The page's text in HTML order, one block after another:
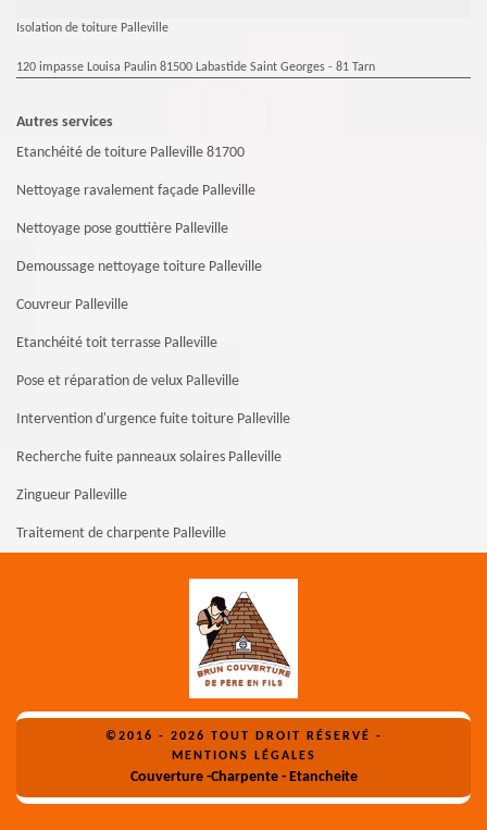
Isolation de toiture Palleville
120 impasse Louisa Paulin 81500 Labastide Saint Georges - 81 Tarn
Autres services
Etanchéité de toiture Palleville 81700
Nettoyage ravalement façade Palleville
Nettoyage pose gouttière Palleville
Demoussage nettoyage toiture Palleville
Couvreur Palleville
Etanchéité toit terrasse Palleville
Pose et réparation de velux Palleville
Intervention d'urgence fuite toiture Palleville
Recherche fuite panneaux solaires Palleville
Zingueur Palleville
Traitement de charpente Palleville
©2016 - 2026 TOUT DROIT RÉSERVÉ -
MENTIONS LÉGALES
Couverture -Charpente - Etancheite